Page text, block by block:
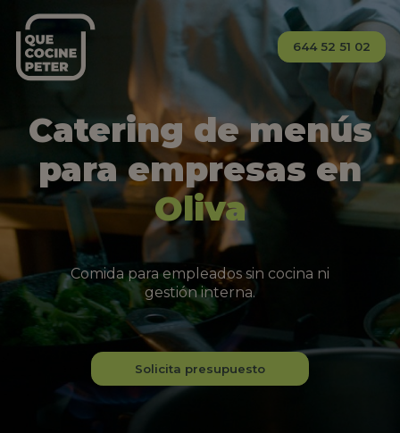
644 52 51 02
Catering de menús
para empresas en
Oliva
Comida para empleados sin cocina ni
gestión interna.
Solicita presupuesto